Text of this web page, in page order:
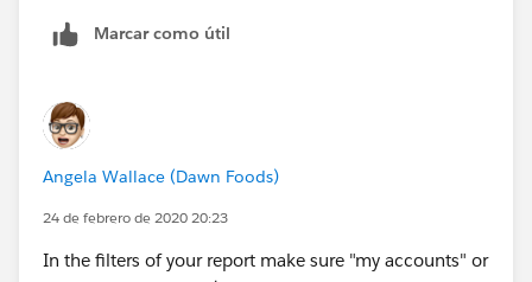
Marcar como útil
Angela Wallace (Dawn Foods)
24 de febrero de 2020 20:23
In the filters of your report make sure "my accounts" or